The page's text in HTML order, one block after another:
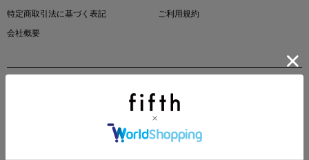
マストバイアイテム
特定商取引法に基づく表記
ご利用規約
会社概要